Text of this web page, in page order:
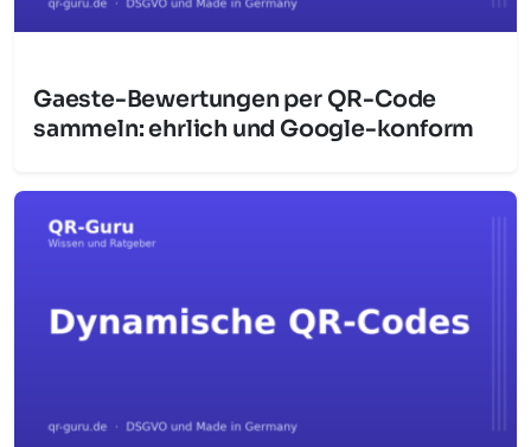
Gaeste-Bewertungen per QR-Code
sammeln: ehrlich und Google-konform